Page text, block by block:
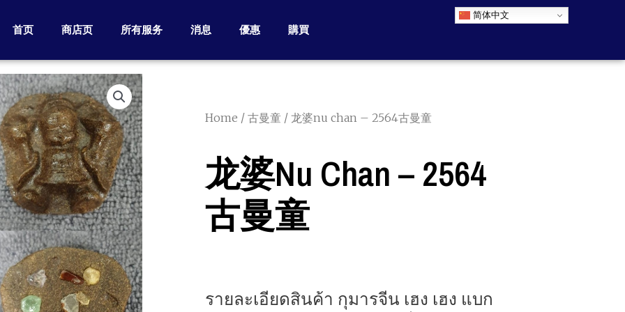
首页 商店页 所有服务 消息 優惠 購買
简体中文
Home / 古曼童 / 龙婆nu chan – 2564古曼童
龙婆nu Chan – 2564
古曼童
รายละเอียดสินค้า กุมารจีน เฮง เฮง แบก